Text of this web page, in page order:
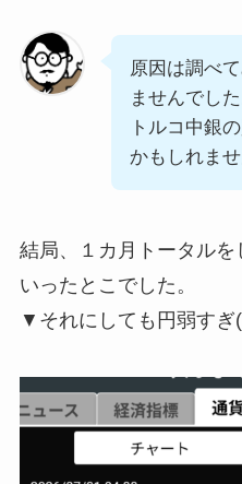
原因は調べ
ませんでした
トルコ中銀
かもしれませ
結局、１カ月トータルを
いったとこでした。
▼それにしても円弱すぎ